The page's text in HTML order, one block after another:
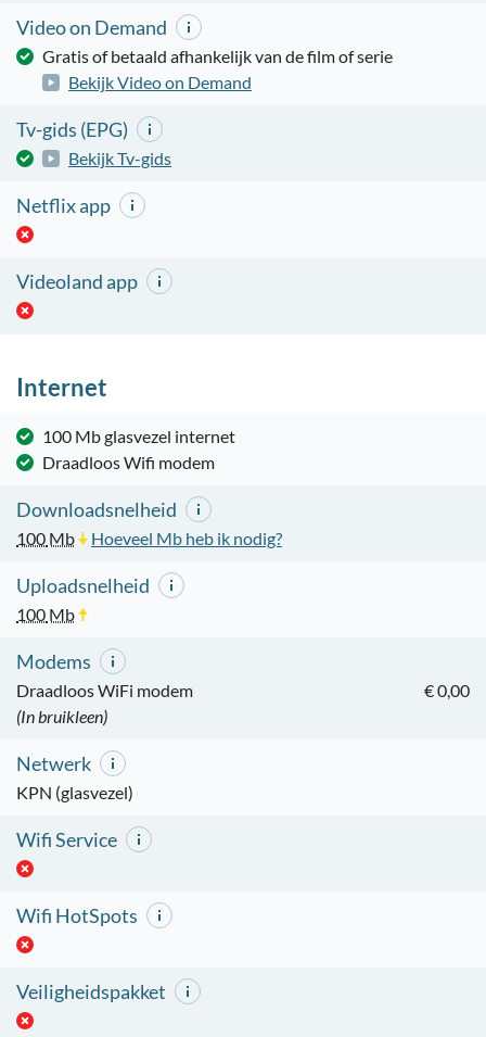
Video on Demand
Gratis of betaald afhankelijk van de film of serie
Bekijk Video on Demand
Tv-gids (EPG)
Bekijk Tv-gids
Netflix app
Videoland app
Internet
100 Mb glasvezel internet
Draadloos Wifi modem
Downloadsnelheid
100 Mb Hoeveel Mb heb ik nodig?
Uploadsnelheid
100 Mb
Modems
Draadloos WiFi modem
€ 0,00
(In bruikleen)
Netwerk
KPN (glasvezel)
Wifi Service
Wifi HotSpots
Veiligheidspakket